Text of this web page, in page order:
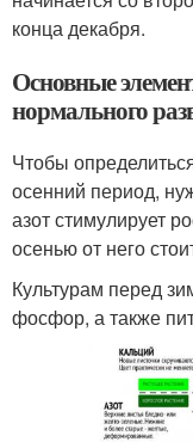
конца декабря.
Основные
нормального
Чтобы
осенний период,
азот стимулирует
осенью от него
Культурам перед
фосфор, а также